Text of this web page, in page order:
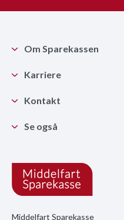
Middelfart Sparekasse
Om Sparekassen
Karriere
Kontakt
Se også